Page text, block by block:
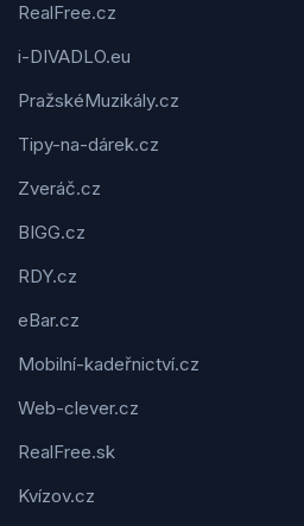
RealFree.cz
i-DIVADLO.eu
PražskéMuzikály.cz
Tipy-na-dárek.cz
Zveráč.cz
BIGG.cz
RDY.cz
eBar.cz
Mobilní-kadeřnictví.cz
Web-clever.cz
RealFree.sk
Kvízov.cz